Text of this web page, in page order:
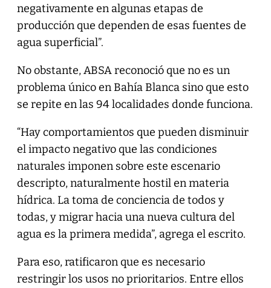
negativamente en algunas etapas de
producción que dependen de esas fuentes de
agua superficial”.
No obstante, ABSA reconoció que no es un
problema único en Bahía Blanca sino que esto
se repite en las 94 localidades donde funciona.
“Hay comportamientos que pueden disminuir
el impacto negativo que las condiciones
naturales imponen sobre este escenario
descripto, naturalmente hostil en materia
hídrica. La toma de conciencia de todos y
todas, y migrar hacia una nueva cultura del
agua es la primera medida”, agrega el escrito.
Para eso, ratificaron que es necesario
restringir los usos no prioritarios. Entre ellos